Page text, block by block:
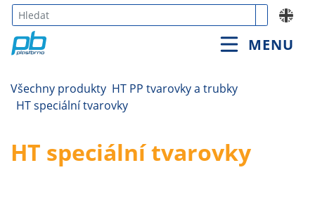
more
MENU
Všechny produkty HT PP tvarovky a trubky
HT speciální tvarovky
HT speciální tvarovky